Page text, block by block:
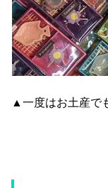
▲一度はお土産で